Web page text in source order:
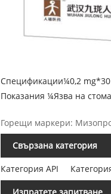
Спецификации¼0,2 mg*30
Показания ¼Язва на
Горещи маркери:
Свързана категория
Категория API
Изпратете запитване